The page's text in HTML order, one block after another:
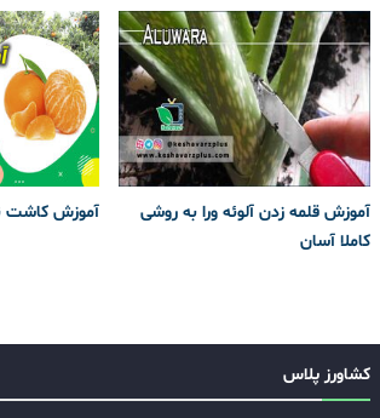
آموزش قلمه زدن آلوئه ورا به روشی
کاملا آسان
آموزش کاشت
کشاورز پلاس